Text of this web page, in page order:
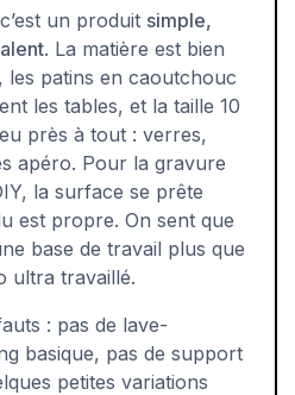
un produit simple,
. La matière est bien
les patins en caoutchouc
les tables, et la taille 10
près à tout : verres,
apéro. Pour la gravure
la surface se prête
est propre. On sent que
base de travail plus que
ultra travaillé.
: pas de lave-
basique, pas de support
petites variations